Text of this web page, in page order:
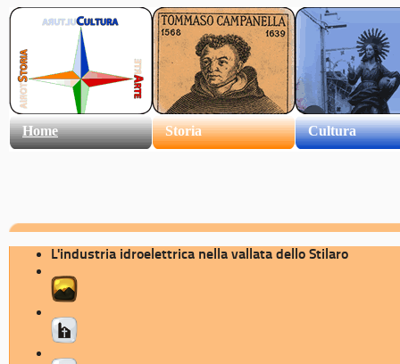
Home Storia Cultura
L'industria idroelettrica nella vallata dello Stilaro